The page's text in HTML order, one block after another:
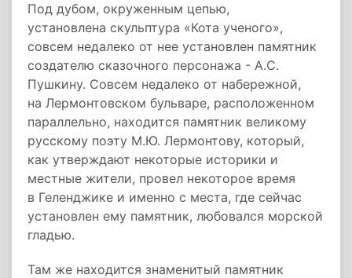
Под дубом, окруженным цепью,
установлена скульптура «Кота ученого»,
совсем недалеко от нее установлен памятник
создателю сказочного персонажа - А.С.
Пушкину. Совсем недалеко от набережной,
на Лермонтовском бульваре, расположенном
параллельно, находится памятник великому
русскому поэту М.Ю. Лермонтову, который,
как утверждают некоторые историки и
местные жители, провел некоторое время
в Геленджике и именно с места, где сейчас
установлен ему памятник, любовался морской
гладью.
Там же находится знаменитый памятник